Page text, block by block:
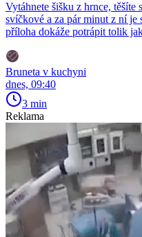
Vytáhnete šišku z hrnce, těšíte
svíčkové a za pár minut z ní
příloha dokáže potrápit tolik
Bruneta v kuchyni
dnes, 09:40
3 min
Reklama